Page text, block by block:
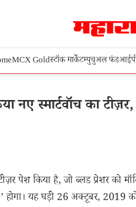
MCX Goldस्टॉक मार्केटम्युचुअल फंड
स्मार्टवॉच का
पेश किया है, जो ब्लड प्रेशर को
यह घड़ी 26 अक्टूबर, 2019